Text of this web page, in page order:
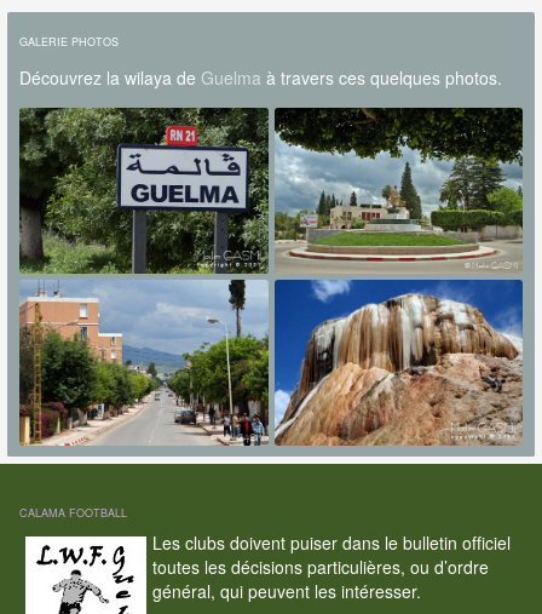
GALERIE PHOTOS
Découvrez la wilaya de Guelma à travers ces quelques photos.
CALAMA FOOTBALL
Les clubs doivent puiser dans le bulletin officiel
toutes les décisions particulières, ou d’ordre
général, qui peuvent les intéresser.